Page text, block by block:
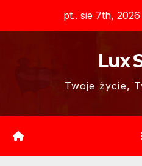
pt.. sie 7th, 2026
Lux
Twoje życie,